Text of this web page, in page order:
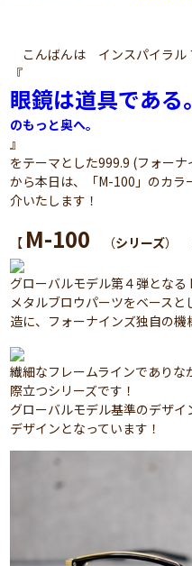
こんばんは インスパイラル
『
眼鏡は道具である。
のもっと奥へ。
』
をテーマとした999.9 (フォー
から本日は、「M-100」のカラ
介いたします！
【 M-100 （シリーズ）
グローバルモデル第４弾となる
メタルブロウパーツをベース
造に、フォーナインズ独自の機
繊細なフレームラインであり
際立つシリーズです！
グローバルモデル基準のデザ
デザインとなっています！